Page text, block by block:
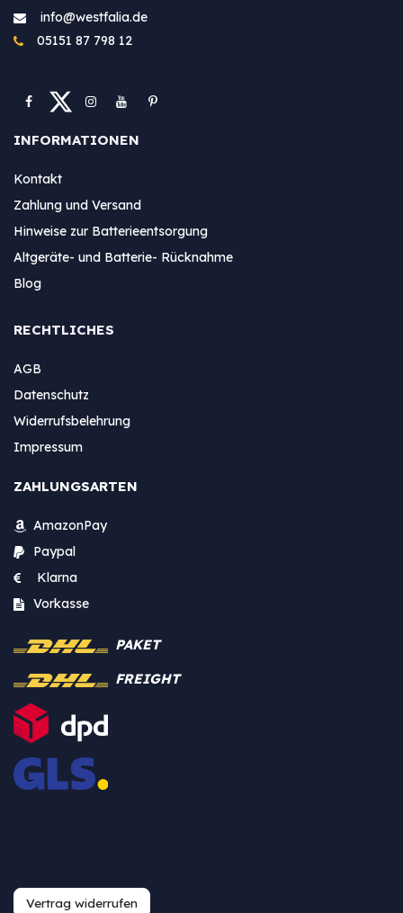
info@westfa​lia.de
05151 87 798 12
INFORMATIONEN
Kontakt
Zahlung und Versand
Hinweise zur Batterieentsorgung
Altgeräte- und Batterie- Rücknahme
Blog
RECHTLICHES
AGB
Datenschutz
Widerrufsbelehrung
Impressum
ZAHLUNGSARTEN
AmazonPay
Paypal
Klarna
Vorkasse
PAKET
FREIGHT
Vertrag widerrufen